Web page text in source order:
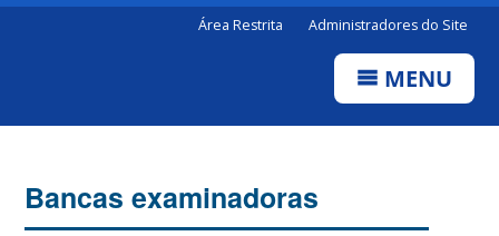
Área Restrita Administradores do Site
MENU
Bancas examinadoras